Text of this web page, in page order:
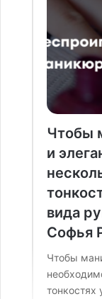
Чтобы​‍​‌‍​‍‌
и
вида
Софья
Чтобы​‍​‌‍​‍‌
тонкостях